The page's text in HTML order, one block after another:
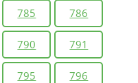
785 786
790 791
795 796